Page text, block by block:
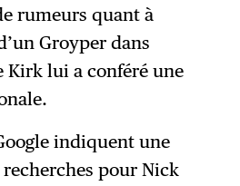
rumeurs quant à
Groyper dans
Kirk lui a conféré une
indiquent une
pour Nick